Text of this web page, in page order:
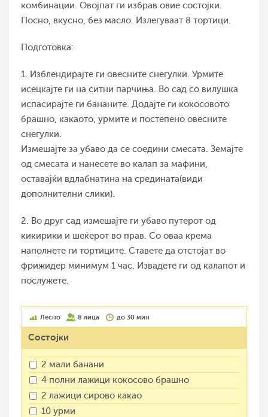
комбинации. Овојпат ги избрав овие состојки.
Посно, вкусно, без масло. Излегуваат 8 тортици.
Подготовка:
1. Изблендирајте ги овесните снегулки. Урмите
исецкајте ги на ситни парчиња. Во сад со вилушка
испасирајте ги бананите. Додајте ги кокосовото
брашно, какаото, урмите и постепено овесните
снегулки.
Измешајте за убаво да се соедини смесата. Земајте
од смесата и нанесете во калап за мафини,
оставајќи вдлабнатина на средината(види
дополнителни слики).
2. Во друг сад измешајте ги убаво путерот од
кикирики и шеќерот во прав. Со оваа крема
наполнете ги тортиците. Ставете да отстојат во
фрижидер минимум 1 час. Извадете ги од калапот и
послужете.
Лесно 8 лица до 30 мин
Состојки
2 мали банани
4 полни лажици кокосово брашно
2 лажици сирово какао
10 урми